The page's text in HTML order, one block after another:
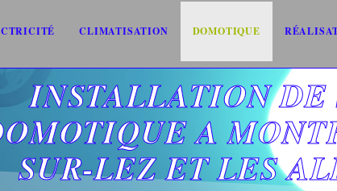
CLIMATISATION DOMOTIQUE
INSTALLATION DE
A
SUR-LEZ ET LES